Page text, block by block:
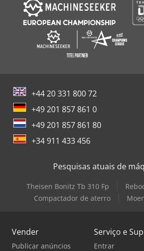
componentes dos principais
+44 20 331 800 72
+49 201 857 861 0
+49 201 857 861 80
+34 911 433 456
Pesquisas atuais de
Theisen Bonitz Tb 310 Fp
Compactador de aterro
Vender
Publicar anúncios
Serviço e
Entrar